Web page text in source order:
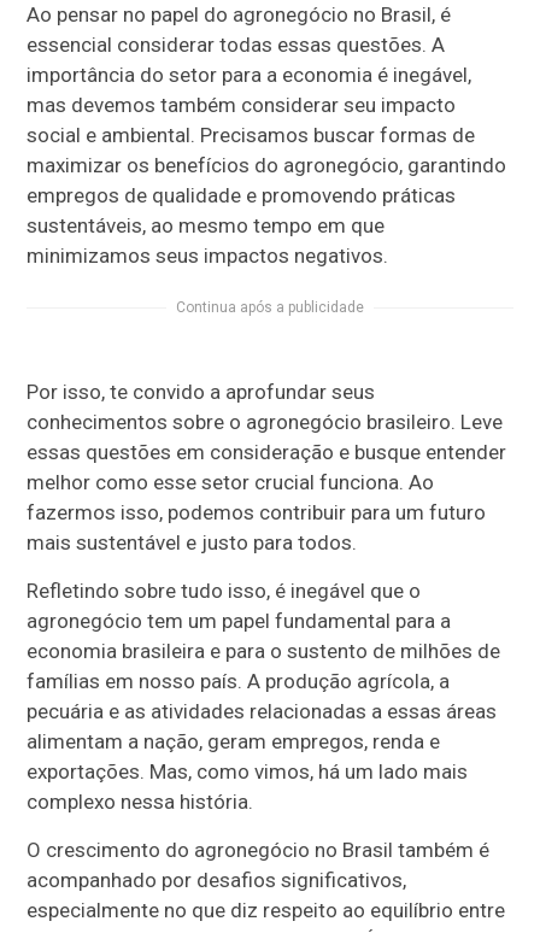
Ao pensar no papel do agronegócio no Brasil, é
essencial considerar todas essas questões. A
importância do setor para a economia é inegável,
mas devemos também considerar seu impacto
social e ambiental. Precisamos buscar formas de
maximizar os benefícios do agronegócio, garantindo
empregos de qualidade e promovendo práticas
sustentáveis, ao mesmo tempo em que
minimizamos seus impactos negativos.
Continua após a publicidade
Por isso, te convido a aprofundar seus
conhecimentos sobre o agronegócio brasileiro. Leve
essas questões em consideração e busque entender
melhor como esse setor crucial funciona. Ao
fazermos isso, podemos contribuir para um futuro
mais sustentável e justo para todos.
Refletindo sobre tudo isso, é inegável que o
agronegócio tem um papel fundamental para a
economia brasileira e para o sustento de milhões de
famílias em nosso país. A produção agrícola, a
pecuária e as atividades relacionadas a essas áreas
alimentam a nação, geram empregos, renda e
exportações. Mas, como vimos, há um lado mais
complexo nessa história.
O crescimento do agronegócio no Brasil também é
acompanhado por desafios significativos,
especialmente no que diz respeito ao equilíbrio entre